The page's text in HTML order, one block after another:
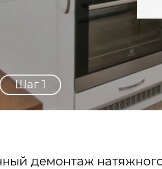
Шаг 1
демонтаж